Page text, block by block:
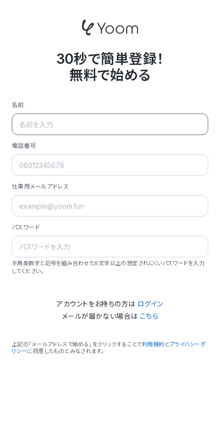
30秒で簡単登録！
無料で始める
名前
電話番号
仕事用メールアドレス
パスワード
半角英数字と記号を組み合わせた8文字以上の想定されにくいパスワードを入力
してください。
アカウントをお持ちの方は ログイン
メールが届かない場合は こちら
上記の「メールアドレスで始める」をクリックすることで利用規約 とプライバシーポ
リシーに同意したものとみなされます。